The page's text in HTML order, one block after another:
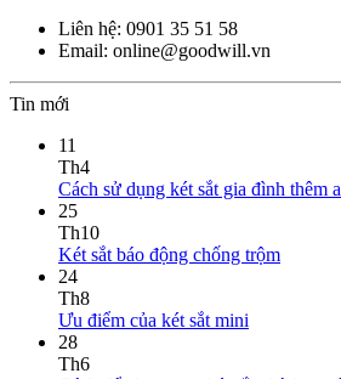
Liên hệ: 0901 35 51 58
Email: online@goodwill.vn
Tin mới
11
Th4
Cách sử dụng két sắt gia đình thêm
25
Th10
Két sắt báo động chống trộm
24
Th8
Ưu điểm của két sắt mini
28
Th6